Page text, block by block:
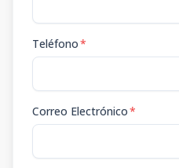
Teléfono*
Correo Electrónico*